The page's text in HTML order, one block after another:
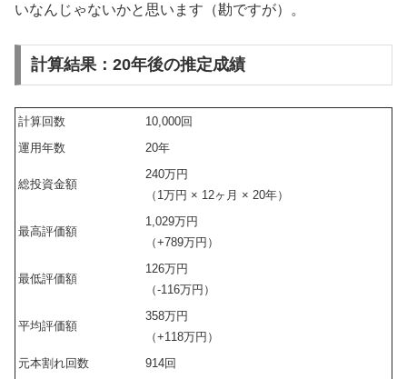
いなんじゃないかと思います（勘ですが）。
計算結果：20年後の推定成績
計算回数
10,000回
運用年数
20年
総投資金額
240万円
（1万円 × 12ヶ月 × 20年）
最高評価額
1,029万円
（+789万円）
最低評価額
126万円
（-116万円）
平均評価額
358万円
（+118万円）
元本割れ回数
914回